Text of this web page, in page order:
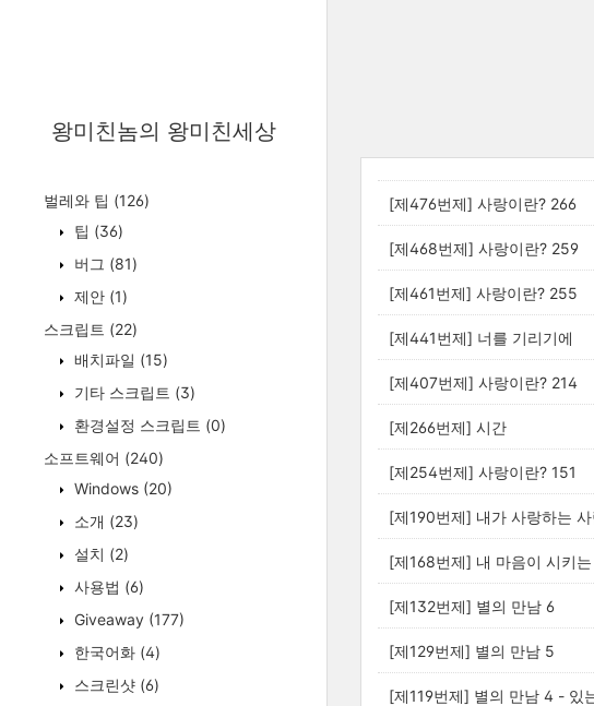
왕미친놈의 왕미친세상
벌레와 팁 (126)
팁 (36)
버그 (81)
제안 (1)
스크립트 (22)
배치파일 (15)
기타 스크립트 (3)
환경설정 스크립트 (0)
소프트웨어 (240)
Windows (20)
소개 (23)
설치 (2)
사용법 (6)
Giveaway (177)
한국어화 (4)
스크린샷 (6)
[제476번제] 사랑이란? 266
[제468번제] 사랑이란? 259
[제461번제] 사랑이란? 255
[제441번제] 너를 기리기에
[제407번제] 사랑이란? 214
[제266번제] 시간
[제254번제] 사랑이란? 151
[제190번제] 내가 사랑하는
[제168번제] 내 마음이 시키는
[제132번제] 별의 만남 6
[제129번제] 별의 만남 5
[제119번제] 별의 만남 4 - 있